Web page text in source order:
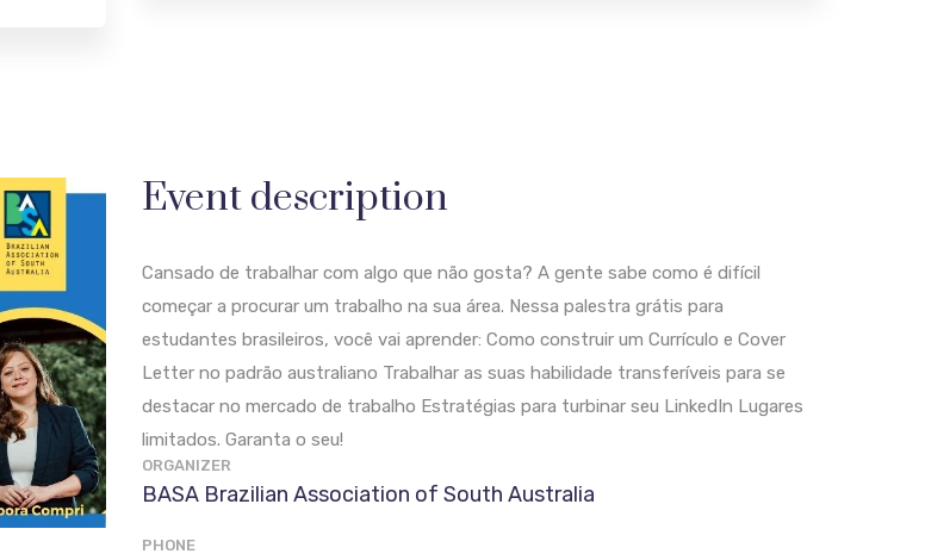
Event description
Cansado de trabalhar com algo que não gosta? A gente sabe como é difícil
começar a procurar um trabalho na sua área. Nessa palestra grátis para
estudantes brasileiros, você vai aprender: Como construir um Currículo e Cover
Letter no padrão australiano Trabalhar as suas habilidade transferíveis para se
destacar no mercado de trabalho Estratégias para turbinar seu LinkedIn Lugares
limitados. Garanta o seu!
ORGANIZER
BASA Brazilian Association of South Australia
PHONE